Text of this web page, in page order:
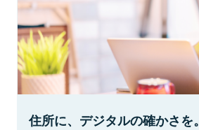
住所に、デジタルの確かさを。